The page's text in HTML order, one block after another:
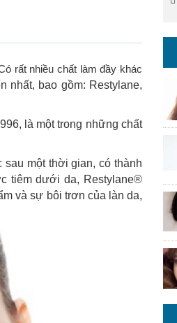
rất nhiều chất làm đầy khác
nhất, bao gồm: Restylane,
là một trong những chất
sau một thời gian, có thành
tiêm dưới da, Restylane®
và sự bôi trơn của làn da,